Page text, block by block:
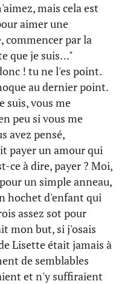
mais cela est
aimer une
commencer par la
que je suis…"
! tu ne l'es point.
au dernier point.
suis, vous me
peu si vous me
avez pensé,
payer un amour qui
ce à dire, payer ? Moi,
un simple anneau,
hochet d'enfant qui
assez sot pour
mon but, si j'osais
Lisette était jamais à
de semblables
et n'y suffiraient